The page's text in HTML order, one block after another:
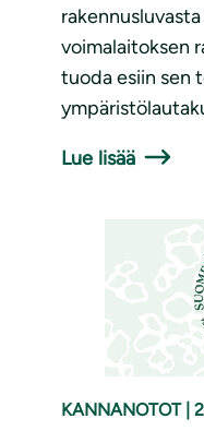
voimalaitoksen
tuoda esiin sen
Lue lisää
KANNANOTOT